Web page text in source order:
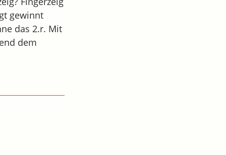
gewinnt
das 2.r. Mit
dem